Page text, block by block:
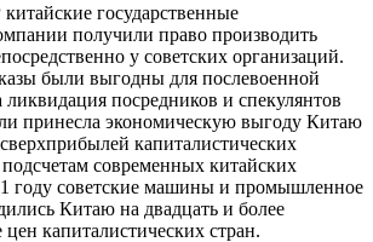
государственные
получили право производить
у советских организаций.
были выгодны для послевоенной
посредников и спекулянтов
принесла экономическую выгоду Китаю
капиталистических
современных китайских
году советские машины и промышленное
Китаю на двадцать и более
капиталистических стран.